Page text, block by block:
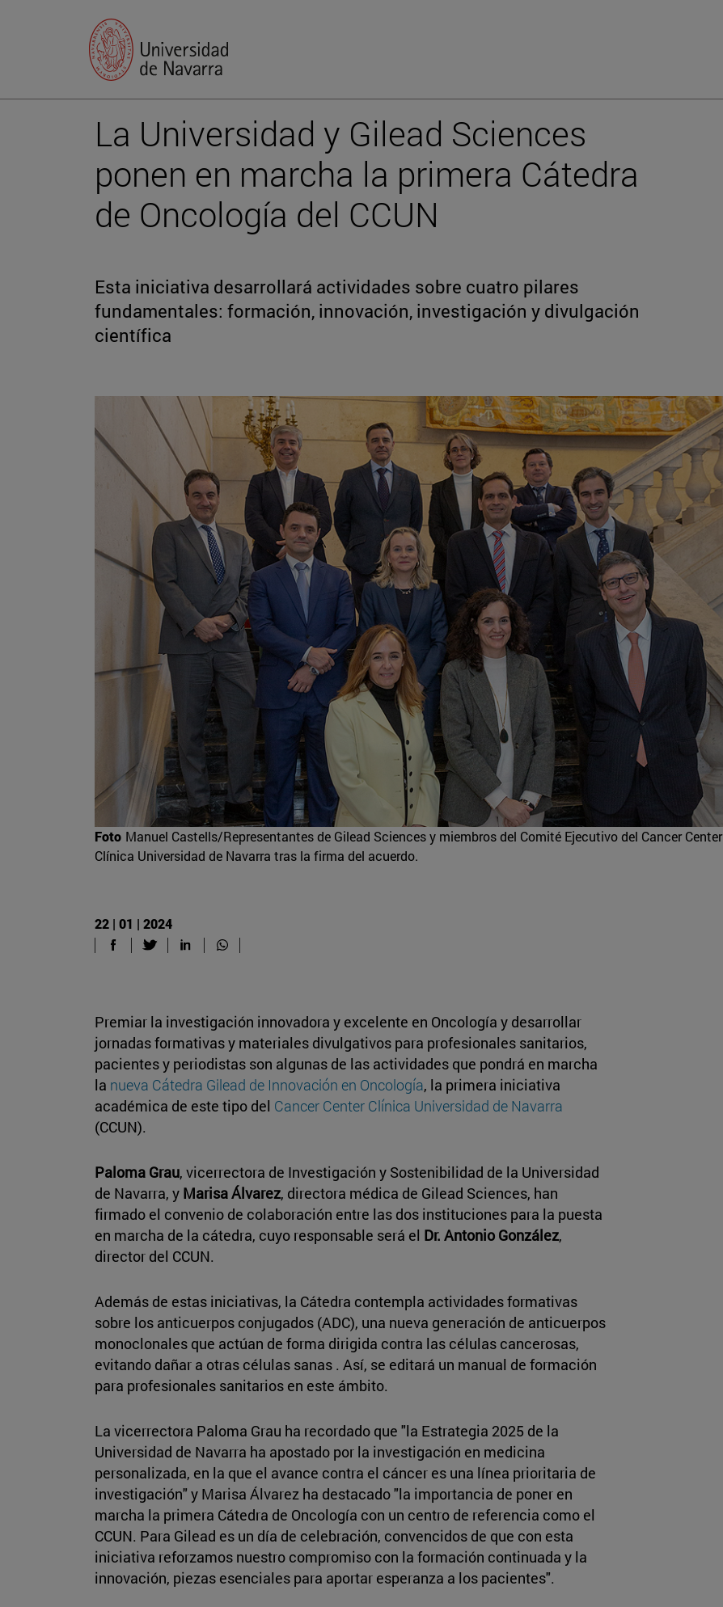
La Universidad y Gilead Sciences
ponen en marcha la primera Cátedra
de Oncología del CCUN
Esta iniciativa desarrollará actividades sobre cuatro pilares
fundamentales: formación, innovación, investigación y divulgación
científica
Foto Manuel Castells/Representantes de Gilead Sciences y miembros del Comité Ejecutivo del Cancer Center
Clínica Universidad de Navarra tras la firma del acuerdo.
22 | 01 | 2024
Premiar la investigación innovadora y excelente en Oncología y desarrollar
jornadas formativas y materiales divulgativos para profesionales sanitarios,
pacientes y periodistas son algunas de las actividades que pondrá en marcha
la nueva Cátedra Gilead de Innovación en Oncología, la primera iniciativa
académica de este tipo del Cancer Center Clínica Universidad de Navarra
(CCUN).
Paloma Grau, vicerrectora de Investigación y Sostenibilidad de la Universidad
de Navarra, y Marisa Álvarez, directora médica de Gilead Sciences, han
firmado el convenio de colaboración entre las dos instituciones para la puesta
en marcha de la cátedra, cuyo responsable será el Dr. Antonio González,
director del CCUN.
Además de estas iniciativas, la Cátedra contempla actividades formativas
sobre los anticuerpos conjugados (ADC), una nueva generación de anticuerpos
monoclonales que actúan de forma dirigida contra las células cancerosas,
evitando dañar a otras células sanas . Así, se editará un manual de formación
para profesionales sanitarios en este ámbito.
La vicerrectora Paloma Grau ha recordado que "la Estrategia 2025 de la
Universidad de Navarra ha apostado por la investigación en medicina
personalizada, en la que el avance contra el cáncer es una línea prioritaria de
investigación" y Marisa Álvarez ha destacado "la importancia de poner en
marcha la primera Cátedra de Oncología con un centro de referencia como el
CCUN. Para Gilead es un día de celebración, convencidos de que con esta
iniciativa reforzamos nuestro compromiso con la formación continuada y la
innovación, piezas esenciales para aportar esperanza a los pacientes".